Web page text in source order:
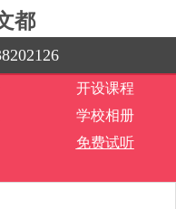
都
开设课程
学校相册
免费试听